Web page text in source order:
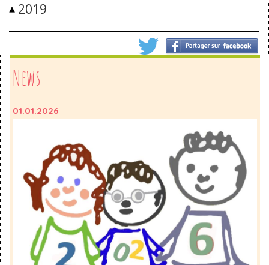
2019
News
01.01.2026